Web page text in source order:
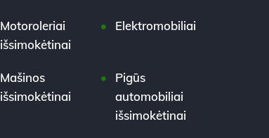
Motoroleriai
išsimokėtinai
Elektromobiliai
Mašinos
išsimokėtinai
Pigūs
automobiliai
išsimokėtinai